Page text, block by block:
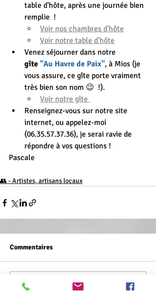
table d'hôte, après une journée bien
remplie  !
Voir nos chambres d'hôte
Voir notre table d'hôte
Venez séjourner dans notre
gîte "Au Havre de Paix", à Mios (je
vous assure, ce gîte porte vraiment
très bien son nom 😉  !).
Voir notre gîte
Renseignez-vous sur notre site
internet, ou appelez-moi
(06.35.57.37.36), je serai ravie de
répondre à vos questions !
Pascale
👥 - Artistes, artisans locaux
Commentaires
Rédigez un commentaire...